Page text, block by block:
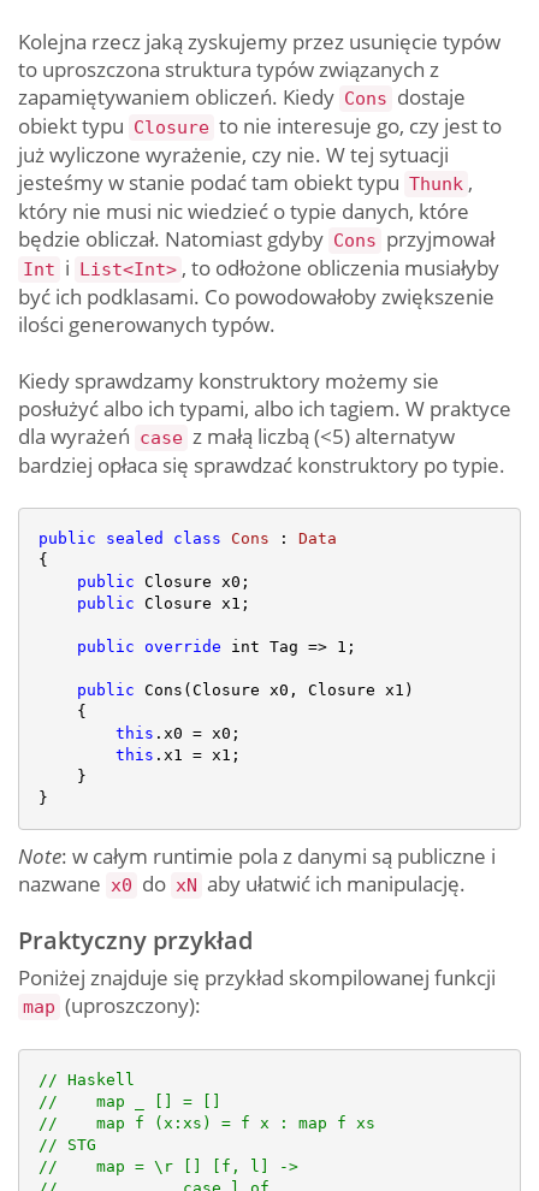
Kolejna rzecz jaką zyskujemy przez usunięcie typów
to uproszczona struktura typów związanych z
zapamiętywaniem obliczeń. Kiedy Cons dostaje
obiekt typu Closure to nie interesuje go, czy jest to
już wyliczone wyrażenie, czy nie. W tej sytuacji
jesteśmy w stanie podać tam obiekt typu Thunk ,
który nie musi nic wiedzieć o typie danych, które
będzie obliczał. Natomiast gdyby Cons przyjmował
Int i List<Int> , to odłożone obliczenia musiałyby
być ich podklasami. Co powodowałoby zwiększenie
ilości generowanych typów.
Kiedy sprawdzamy konstruktory możemy sie
posłużyć albo ich typami, albo ich tagiem. W praktyce
dla wyrażeń case z małą liczbą (<5) alternatyw
bardziej opłaca się sprawdzać konstruktory po typie.
public sealed class Cons : Data
{
public Closure x0;
public Closure x1;
public override int Tag => 1 ;
public Cons(Closure x0, Closure x1)
this .x0 = x0;
this .x1 = x1;
Note: w całym runtimie pola z danymi są publiczne i
nazwane x0 do xN aby ułatwić ich manipulację.
Praktyczny przykład
Poniżej znajduje się przykład skompilowanej funkcji
map (uproszczony):
// Haskell
//    map _ [] = []
//    map f (x:xs) = f x : map f xs
// STG
//    map = \r [] [f, l] ->